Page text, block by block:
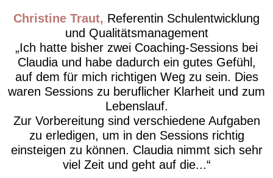
Christine Traut Referentin Schulentwicklung
und Qualitätsmanagement
Ich hatte bisher zwei Coaching-Sessions bei
Claudia und habe dadurch ein gutes Gefühl,
auf dem für mich richtigen Weg zu sein. Dies
waren Sessions zu beruflicher Klarheit und zum
Lebenslauf.
Zur Vorbereitung sind verschiedene Aufgaben
zu erledigen, um in den Sessions richtig
einsteigen zu können. Claudia nimmt sich sehr
viel Zeit und geht auf die...